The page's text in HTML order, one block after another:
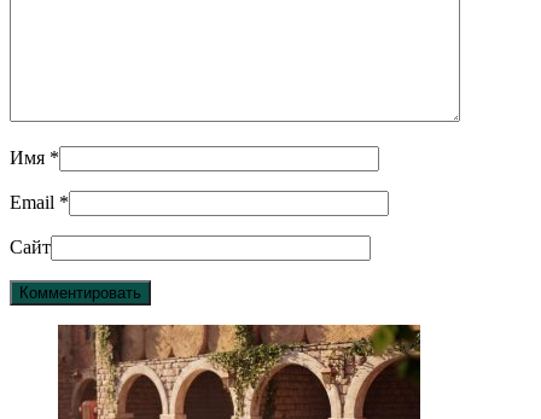
Имя *
Email *
Сайт